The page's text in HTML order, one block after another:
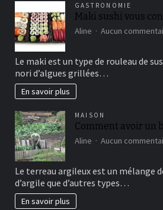
GASTRONOMIE
Maki sushi vous
Aline Aucun
Le maki est un type de rouleau de
nori d’algues grillées…
En savoir plus
MAISON
Comment avoir un
Aline Aucun
Le terreau argileux est un mélange
d’argile que d’autres types…
En savoir plus